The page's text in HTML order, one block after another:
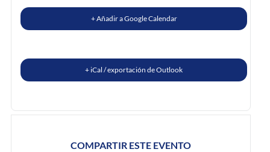
+ Añadir a Google Calendar
+ iCal / exportación de Outlook
COMPARTIR ESTE EVENTO